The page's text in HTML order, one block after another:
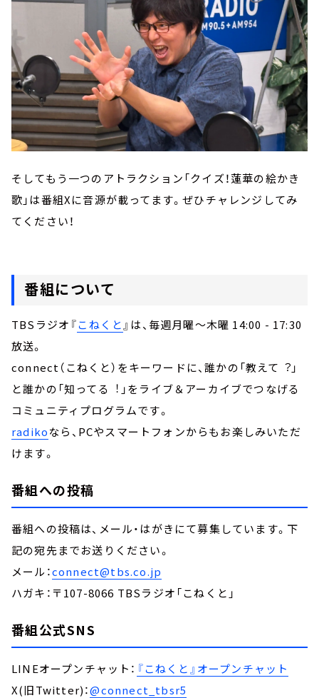
そしてもう一つのアトラクション「クイズ！蓮華の絵かき
歌」は番組Xに音源が載ってます。ぜひチャレンジしてみ
てください！
番組について
TBSラジオ『こねくと 』は、毎週月曜～木曜 14:00 - 17:30
放送。
connect（こねくと）をキーワードに、誰かの「教えて︖」
と誰かの「知ってる︕」をライブ＆アーカイブでつなげる
コミュニティプログラムです。
radikoなら、PCやスマートフォンからもお楽しみいただ
けます。
番組への投稿
番組への投稿は、メール・はがきにて募集しています。下
記の宛先までお送りください。
メール：connect@tbs.co.jp
ハガキ：〒107-8066 TBSラジオ「こねくと」
番組公式SNS
LINEオープンチャット： 『こねくと』オープンチャット
X(旧Twitter)：@connect_tbsr5